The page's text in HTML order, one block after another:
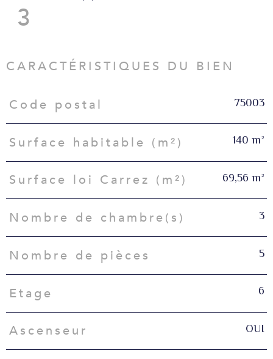
3
CARACTÉRISTIQUES DU BIEN
Caractéristiques Valeurs
Code postal 75003
Surface habitable (m²) 140 m²
Surface loi Carrez (m²) 69,56 m²
Nombre de chambre(s) 3
Nombre de pièces 5
Etage 6
Ascenseur OUI